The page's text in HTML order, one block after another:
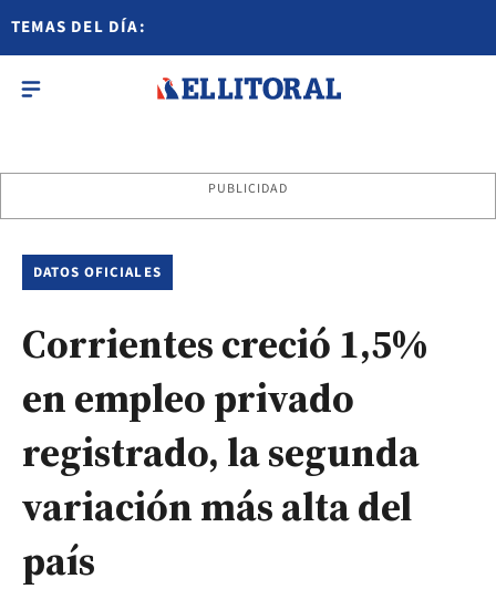
TEMAS DEL DÍA:
PUBLICIDAD
DATOS OFICIALES
Corrientes creció 1,5%
en empleo privado
registrado, la segunda
variación más alta del
país